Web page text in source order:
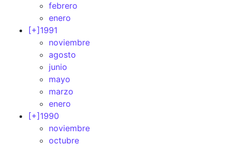
febrero
enero
[+] 1991
noviembre
agosto
junio
mayo
marzo
enero
[+] 1990
noviembre
octubre